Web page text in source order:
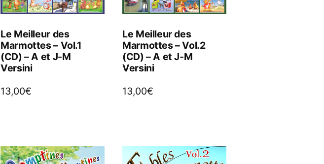
Le Meilleur des
Marmottes – Vol.1
(CD) – A et J-M
Versini
13,00€
Le Meilleur des
Marmottes – Vol.2
(CD) – A et J-M
Versini
13,00€